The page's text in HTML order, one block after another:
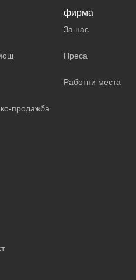
продажба
фирма
За нас
Преса
Работни места